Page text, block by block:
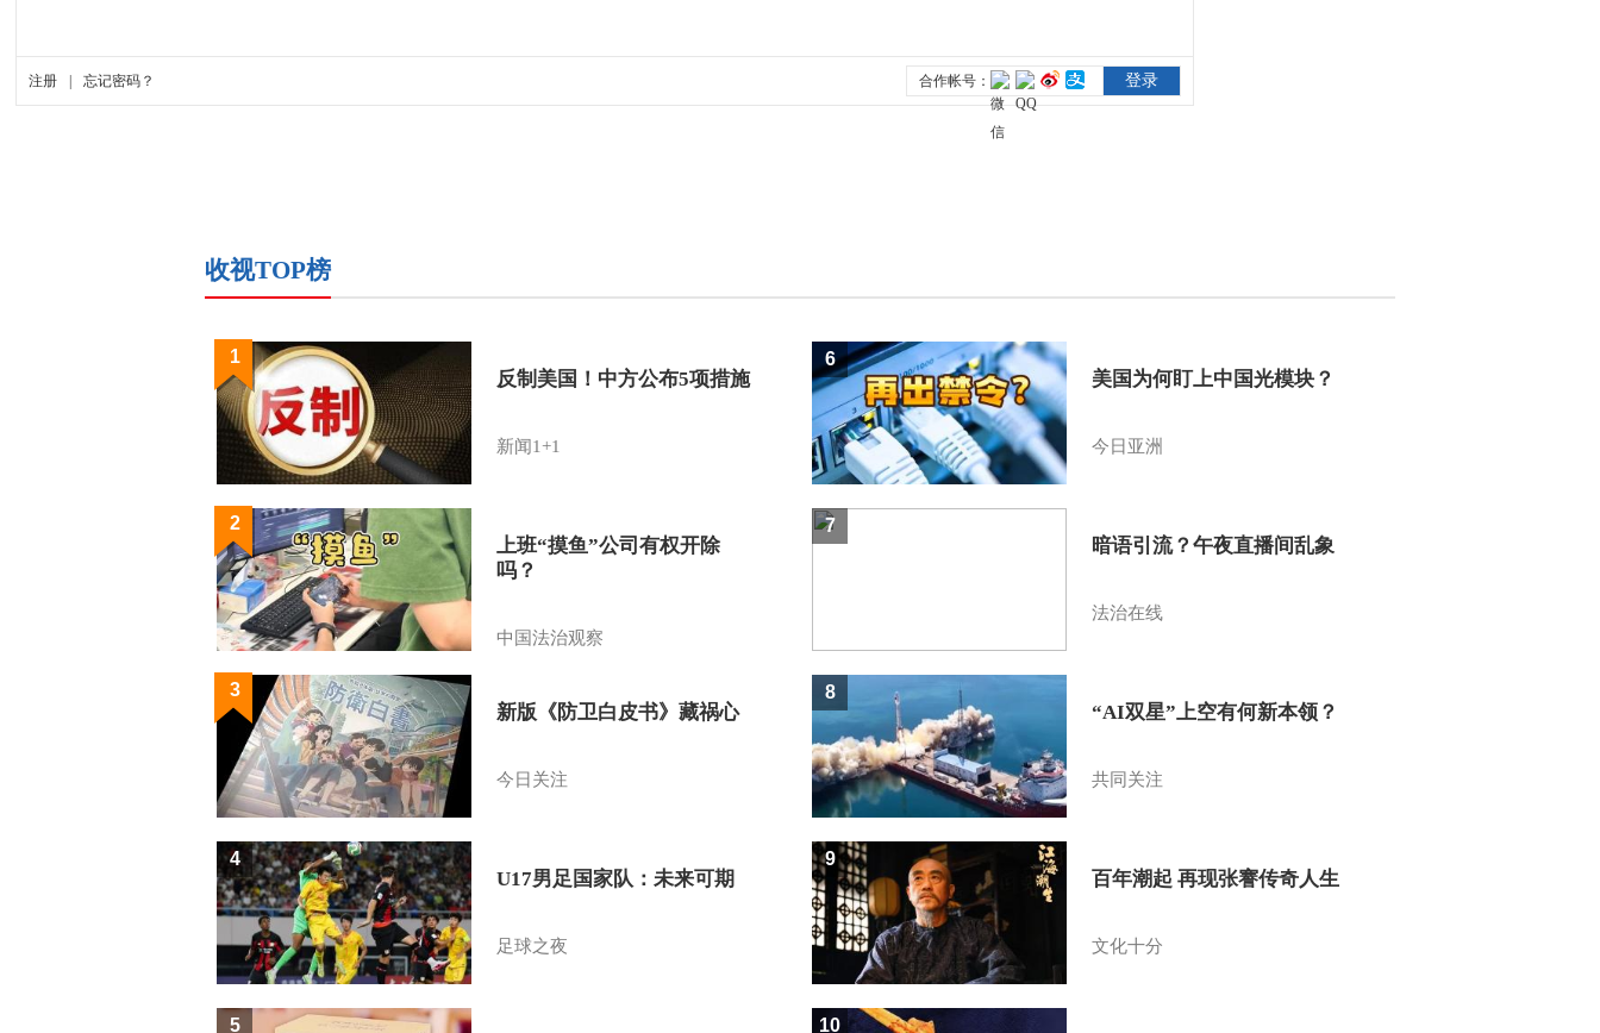
收视TOP榜
反制美国！中方公布5项措施
新闻1+1
1
上班“摸鱼”公司有权开除
吗？
中国法治观察
2
新版《防卫白皮书》藏祸心
今日关注
3
U17男足国家队：未来可期
足球之夜
4
5
美国为何盯上中国光模块？
今日亚洲
6
暗语引流？午夜直播间乱象
法治在线
7
“AI双星”上空有何新本领？
共同关注
8
百年潮起 再现张謇传奇人生
文化十分
9
10